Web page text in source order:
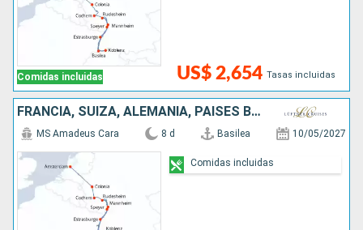
Comidas incluidas US$ 2,654 Tasas incluidas
FRANCIA, SUIZA, ALEMANIA, PAISES BAJOS
MS Amadeus Cara 8 d Basilea 10/05/2027
Comidas incluidas